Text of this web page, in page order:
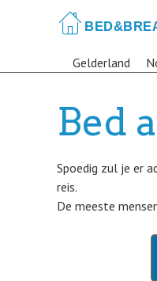
Gelderland
Bed
Spoedig zul je er
reis.
De meeste